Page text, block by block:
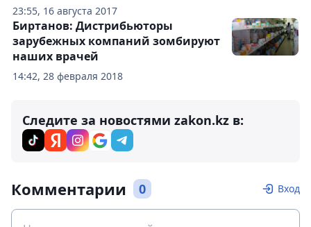
23:55, 16 августа 2017
14:42, 28 февраля 2018
Биртанов: Дистрибьюторы
зарубежных компаний зомбируют
наших врачей
Следите за новостями zakon.kz в:
Комментарии 0 Вход